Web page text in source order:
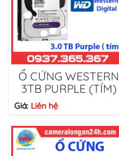
Ổ CỨNG WESTERN
3TB PURPLE (TÍM)
Giá: Liên hệ